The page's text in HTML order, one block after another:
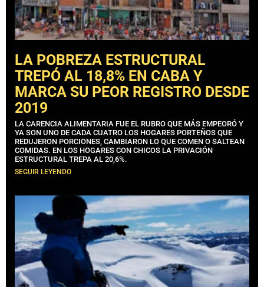
LA POBREZA ESTRUCTURAL
TREPÓ AL 18,8% EN CABA Y
MARCA SU PEOR REGISTRO DESDE
2019
LA CARENCIA ALIMENTARIA FUE EL RUBRO QUE MÁS EMPEORÓ Y
YA SON UNO DE CADA CUATRO LOS HOGARES PORTEÑOS QUE
REDUJERON PORCIONES, CAMBIARON LO QUE COMEN O SALTEAN
COMIDAS. EN LOS HOGARES CON CHICOS LA PRIVACIÓN
ESTRUCTURAL TREPA AL 20,6%.
SEGUIR LEYENDO